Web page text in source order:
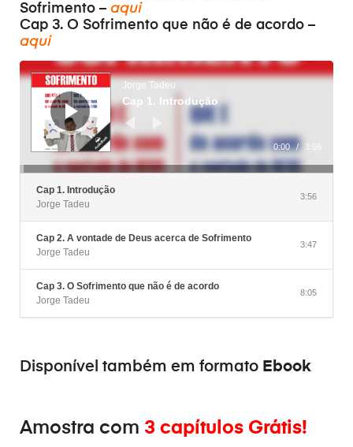
Sofrimento – aqui
Cap 3. O Sofrimento que não é de acordo –
aqui
Reprodutor
de
áudio
Jorge Tadeu
Cap 1. Introdução
0:00 / 3:56
Cap 1. Introdução
Jorge Tadeu
3:56
Cap 2. A vontade de Deus acerca de Sofrimento
Jorge Tadeu
3:47
Cap 3. O Sofrimento que não é de acordo
Jorge Tadeu
8:05
Disponível também em formato Ebook
Amostra com 3 capítulos Grátis!